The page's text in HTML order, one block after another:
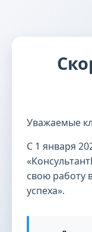
Уважаемые
С 1 января
свою работу
успеха».